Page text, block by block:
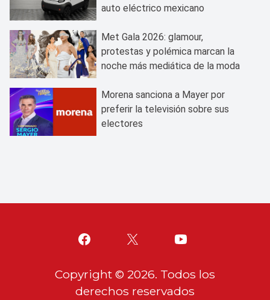
auto eléctrico mexicano
Met Gala 2026: glamour,
protestas y polémica marcan la
noche más mediática de la moda
Morena sanciona a Mayer por
preferir la televisión sobre sus
electores
Copyright © 2026. Todos los
derechos reservados